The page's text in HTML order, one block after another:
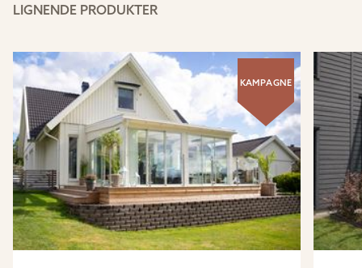
LIGNENDE PRODUKTER
KAMPAGNE